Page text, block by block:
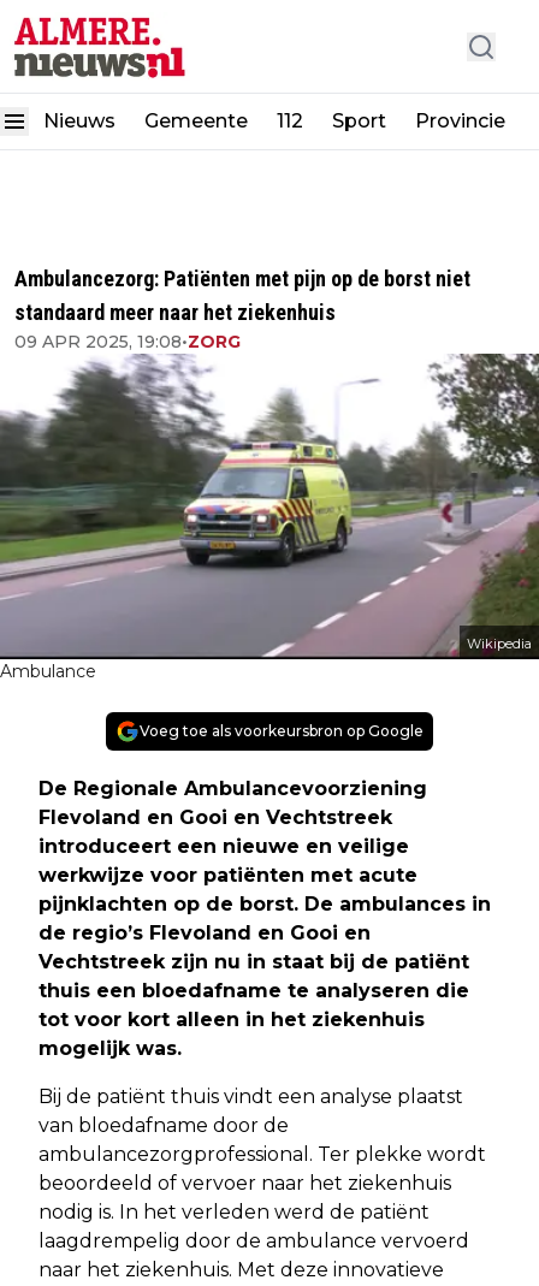
Nieuws Gemeente 112 Sport Provincie
Ambulancezorg: Patiënten met pijn op de borst niet
standaard meer naar het ziekenhuis
09 APR 2025, 19:08•ZORG
Wikipedia
Ambulance
Voeg toe als voorkeursbron op Google
De Regionale Ambulancevoorziening
Flevoland en Gooi en Vechtstreek
introduceert een nieuwe en veilige
werkwijze voor patiënten met acute
pijnklachten op de borst. De ambulances in
de regio’s Flevoland en Gooi en
Vechtstreek zijn nu in staat bij de patiënt
thuis een bloedafname te analyseren die
tot voor kort alleen in het ziekenhuis
mogelijk was.
Bij de patiënt thuis vindt een analyse plaatst
van bloedafname door de
ambulancezorgprofessional. Ter plekke wordt
beoordeeld of vervoer naar het ziekenhuis
nodig is. In het verleden werd de patiënt
laagdrempelig door de ambulance vervoerd
naar het ziekenhuis. Met deze innovatieve